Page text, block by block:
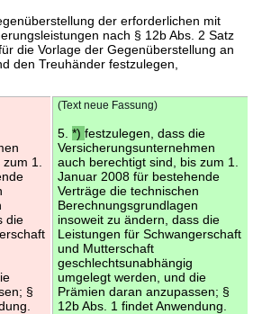
der erforderlichen mit
nach § 12b Abs. 2 Satz
die Vorlage der Gegenüberstellung an
den Treuhänder festzulegen,
1.
die
§
(Text neue Fassung)
5. *) festzulegen, dass die
Versicherungsunternehmen
auch berechtigt sind, bis zum 1.
Januar 2008 für bestehende
Verträge die technischen
Berechnungsgrundlagen
insoweit zu ändern, dass die
Leistungen für Schwangerschaft
und Mutterschaft
geschlechtsunabhängig
umgelegt werden, und die
Prämien daran anzupassen; §
12b Abs. 1 findet Anwendung.